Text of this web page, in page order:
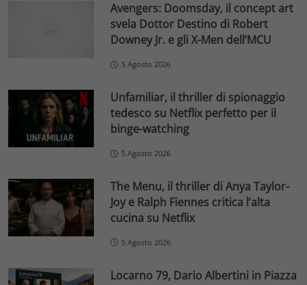
Avengers: Doomsday, il concept art
svela Dottor Destino di Robert
Downey Jr. e gli X-Men dell’MCU
5 Agosto 2026
Unfamiliar, il thriller di spionaggio
tedesco su Netflix perfetto per il
binge-watching
5 Agosto 2026
The Menu, il thriller di Anya Taylor-
Joy e Ralph Fiennes critica l’alta
cucina su Netflix
5 Agosto 2026
Locarno 79, Dario Albertini in Piazza